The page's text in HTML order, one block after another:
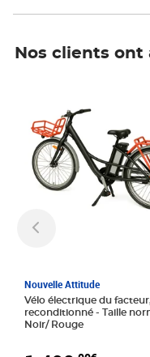
Nos clients ont
Nouvelle Attitude
Vélo électrique du
reconditionné - Taille normale -
Noir/ Rouge